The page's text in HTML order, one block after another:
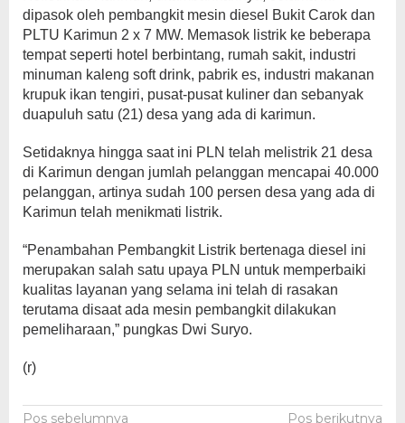
dipasok oleh pembangkit mesin diesel Bukit Carok dan
PLTU Karimun 2 x 7 MW. Memasok listrik ke beberapa
tempat seperti hotel berbintang, rumah sakit, industri
minuman kaleng soft drink, pabrik es, industri makanan
krupuk ikan tengiri, pusat-pusat kuliner dan sebanyak
duapuluh satu (21) desa yang ada di karimun.
Setidaknya hingga saat ini PLN telah melistrik 21 desa
di Karimun dengan jumlah pelanggan mencapai 40.000
pelanggan, artinya sudah 100 persen desa yang ada di
Karimun telah menikmati listrik.
“Penambahan Pembangkit Listrik bertenaga diesel ini
merupakan salah satu upaya PLN untuk memperbaiki
kualitas layanan yang selama ini telah di rasakan
terutama disaat ada mesin pembangkit dilakukan
pemeliharaan,” pungkas Dwi Suryo.
(r)
Pos sebelumnya Pos berikutnya